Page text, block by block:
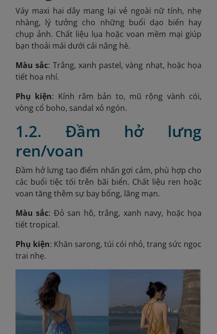
Váy maxi hai dây mang lại vẻ ngoài nữ tính, nhẹ
nhàng, lý tưởng cho những buổi dạo biển hay
chụp ảnh. Chất liệu lụa hoặc voan mềm mại giúp
bạn thoải mái dưới cái nắng hè.
Màu sắc: Trắng, xanh pastel, vàng nhạt, hoặc họa
tiết hoa nhí.
Phụ kiện: Kính râm bản to, mũ rộng vành cói,
vòng cổ boho, sandal xỏ ngón.
1.2. Đầm hở lưng
ren/voan
Đầm hở lưng tạo điểm nhấn gợi cảm, phù hợp cho
các buổi tiệc tối trên bãi biển. Chất liệu ren hoặc
voan tăng thêm sự bay bổng, lãng mạn.
Màu sắc: Đỏ san hô, trắng, xanh navy, hoặc họa
tiết tropical.
Phụ kiện: Khăn sarong, túi cói nhỏ, trang sức ngọc
trai nhẹ.